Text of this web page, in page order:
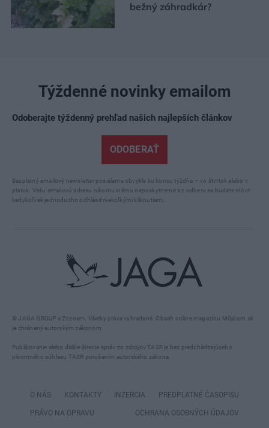
bežný záhradkár?
© JAGA GROUP a Zoznam. Všetky práva vyhradené. Obsah online magazínu Môjdom.sk
je chránený autorským zákonom.
Publikovanie alebo ďalšie šírenie správ zo zdrojov TASR je bez predchádzajúceho
písomného súhlasu TASR porušením autorského zákona.
Týždenné novinky emailom
Odoberajte týždenný prehľad našich najlepších článkov
ODOBERAŤ
Bezplatný emailový newsletter posielame obvykle ku koncu týždňa – vo štvrtok alebo v
piatok. Vašu emailovú adresu nikomu inému neposkytneme a z odberu sa budete môcť
kedykoľvek jednoducho odhlásiť niekoľkými kliknutiami.
O NÁS KONTAKTY INZERCIA PREDPLATNÉ ČASOPISU
PRÁVO NA OPRAVU OCHRANA OSOBNÝCH ÚDAJOV